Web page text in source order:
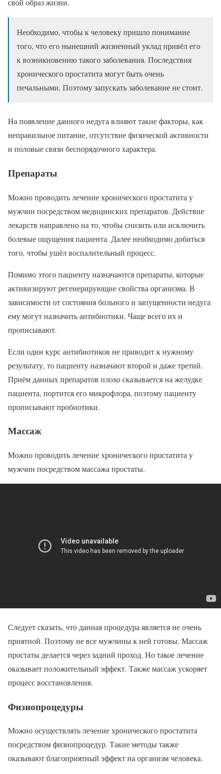
свой образ жизни.
Необходимо, чтобы к человеку пришло понимание
того, что его нынешний жизненный уклад привёл его
к возникновению такого заболевания. Последствия
хронического простатита могут быть очень
печальными. Поэтому запускать заболевание не стоит.
На появление данного недуга влияют такие факторы, как
неправильное питание, отсутствие физической активности
и половые связи беспорядочного характера.
Препараты
Можно проводить лечение хронического простатита у
мужчин посредством медицинских препаратов. Действие
лекарств направлено на то, чтобы снизить или исключить
болевые ощущения пациента. Далее необходимо добиться
того, чтобы ушёл воспалительный процесс.
Помимо этого пациенту назначаются препараты, которые
активизируют регенерирующие свойства организма. В
зависимости от состояния больного и запущенности недуга
ему могут назначить антибиотики. Чаще всего их и
прописывают.
Если один курс антибиотиков не приводит к нужному
результату, то пациенту назначают второй и даже третий.
Приём данных препаратов плохо сказывается на желудке
пациента, портится его микрофлора, поэтому пациенту
прописывают пробиотики.
Массаж
Можно проводить лечение хронического простатита у
мужчин посредством массажа простаты.
Следует сказать, что данная процедура является не очень
приятной. Поэтому не все мужчины к ней готовы. Массаж
простаты делается через задний проход. Но такое лечение
оказывает положительный эффект. Также массаж ускоряет
процесс восстановления.
Физиопроцедуры
Можно осуществлять лечение хронического простатита
посредством физиопроцедур. Такие методы также
оказывают благоприятный эффект на организм человека.